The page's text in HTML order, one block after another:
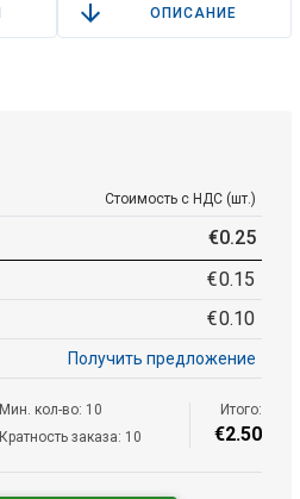
ОПИСАНИЕ
Стоимость с НДС (шт.)
€0.25
€0.15
€0.10
Получить предложение
Мин. кол-во: 10
Кратность заказа: 10
Итого:
€2.50